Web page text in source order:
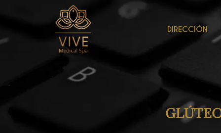
DIRECCIÓN